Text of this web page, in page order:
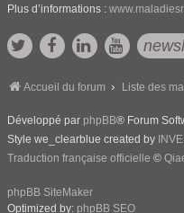
Plus d’informations :
Accueil du forum Liste des
Développé par phpBB® Forum
Style we_clearblue created by
Traduction française officielle ©
phpBB SiteMaker
Optimized by: phpBB SEO